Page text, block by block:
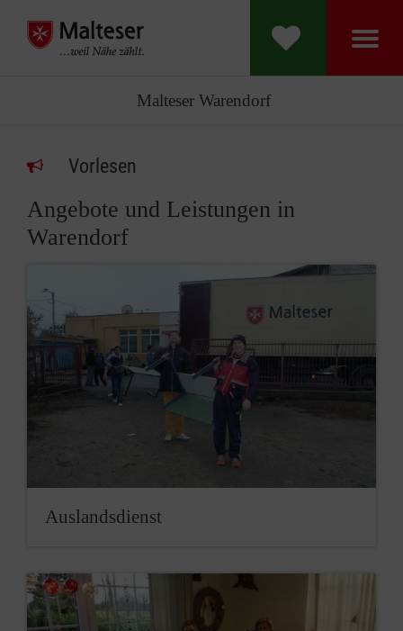
Malteser Warendorf
Vorlesen
Angebote und Leistungen in
Warendorf
Auslandsdienst